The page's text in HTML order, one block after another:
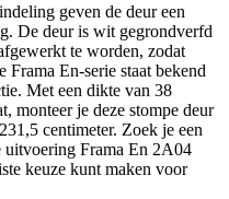
geven de deur een
De deur is wit gegrondverfd
te worden, zodat
En-serie staat bekend
Met een dikte van 38
monteer je deze stompe deur
centimeter. Zoek je een
uitvoering Frama En 2A04
keuze kunt maken voor